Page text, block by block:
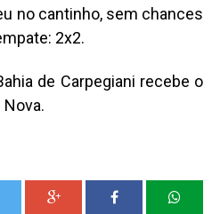
no cantinho, sem chances
2x2.
de Carpegiani recebe o
Nova.